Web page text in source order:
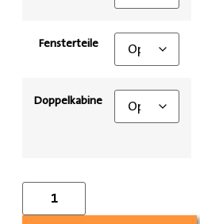
Fensterteile
Doppelkabine